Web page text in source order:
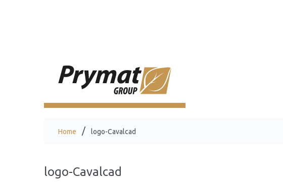
Home logo-Cavalcad
logo-Cavalcad